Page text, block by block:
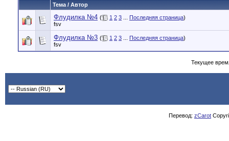
Тема / Автор
Флудилка №4 ( 1 2 3 Последняя страница)
fsv
Флудилка №3 ( 1 2 3 Последняя страница)
fsv
Текущее
Перевод: zCarot